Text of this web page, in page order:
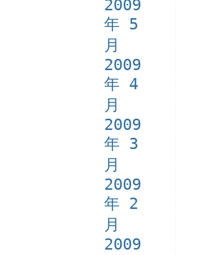
2009
年 5
月
2009
年 4
月
2009
年 3
月
2009
年 2
月
2009